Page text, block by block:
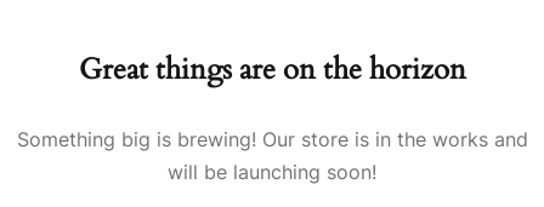
Great things are on the horizon
Something big is brewing! Our store is in the works and
will be launching soon!